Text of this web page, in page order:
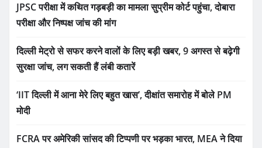
JPSC परीक्षा में कथित गड़बड़ी का मामला सुप्रीम कोर्ट पहुंचा, दोबारा
परीक्षा और निष्पक्ष जांच की मांग
दिल्ली मेट्रो से सफर करने वालों के लिए बड़ी खबर, 9 अगस्त से बढ़ेगी
सुरक्षा जांच, लग सकती हैं लंबी कतारें
‘IIT दिल्ली में आना मेरे लिए बहुत खास’, दीक्षांत समारोह में बोले PM
मोदी
FCRA पर अमेरिकी सांसद की टिप्पणी पर भड़का भारत, MEA ने दिया